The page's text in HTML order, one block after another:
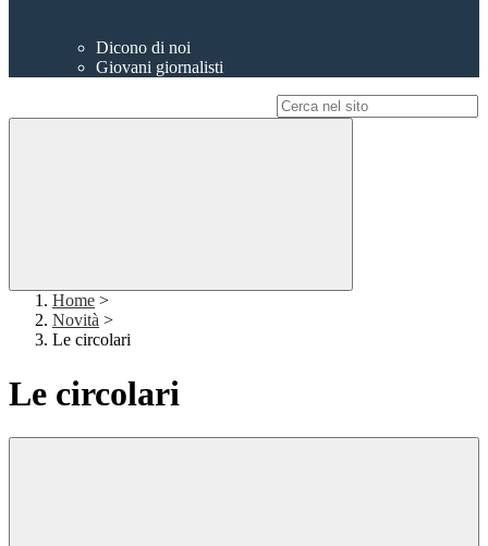
Dicono di noi
Giovani giornalisti
Home >
Novità >
Le circolari
Le circolari